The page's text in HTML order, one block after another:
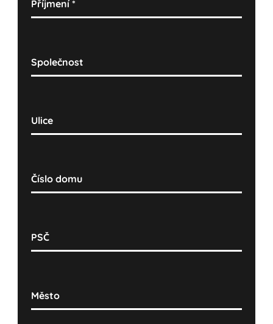
Příjmení*
Společnost
Ulice
Číslo domu
PSČ
Město